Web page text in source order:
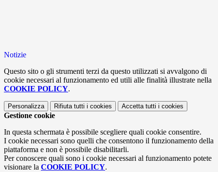
Notizie
Questo sito o gli strumenti terzi da questo utilizzati si avvalgono di
cookie necessari al funzionamento ed utili alle finalità illustrate nella
COOKIE POLICY.
Personalizza Rifiuta tutti i cookies Accetta tutti i cookies
Gestione cookie
In questa schermata è possibile scegliere quali cookie consentire.
I cookie necessari sono quelli che consentono il funzionamento della
piattaforma e non è possibile disabilitarli.
Per conoscere quali sono i cookie necessari al funzionamento potete
visionare la COOKIE POLICY.